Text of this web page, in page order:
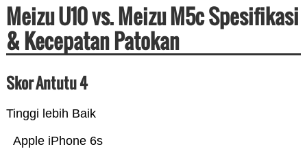
Meizu U10 vs. Meizu M5c Spesifikasi
& Kecepatan Patokan
Skor Antutu 4
Tinggi lebih Baik
Apple iPhone 6s